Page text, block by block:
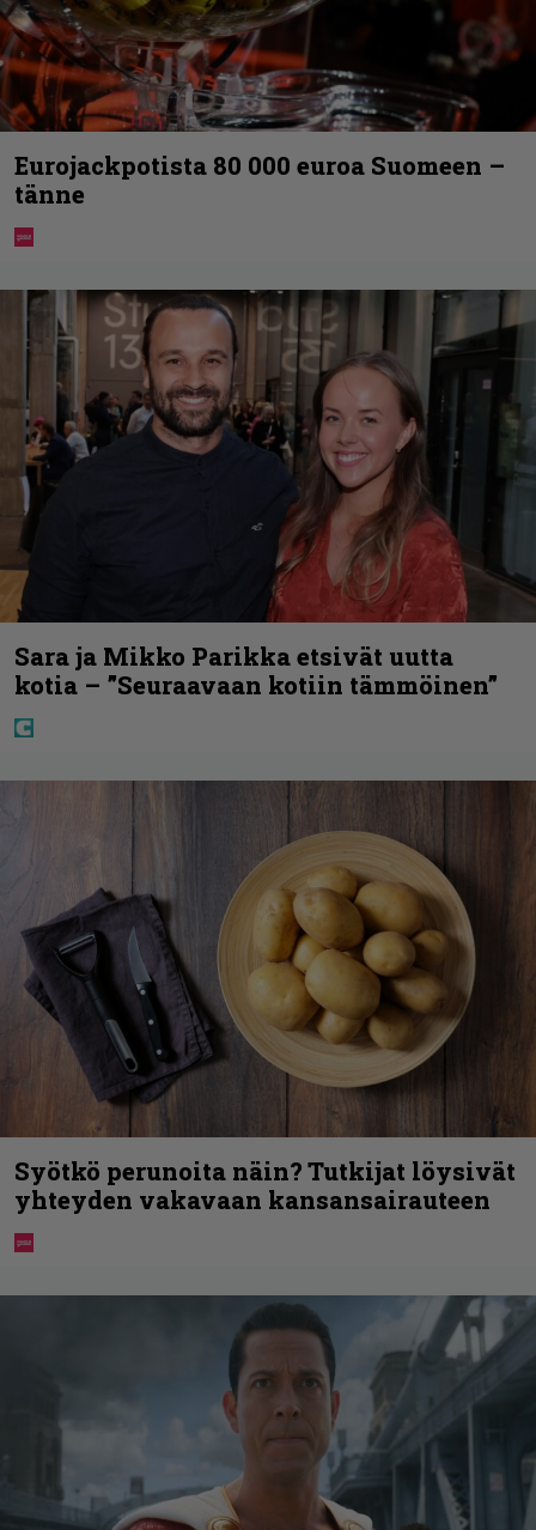
Eurojackpotista 80 000 euroa Suomeen –
tänne
Sara ja Mikko Parikka etsivät uutta
kotia – ”Seuraavaan kotiin tämmöinen”
Syötkö perunoita näin? Tutkijat löysivät
yhteyden vakavaan kansansairauteen